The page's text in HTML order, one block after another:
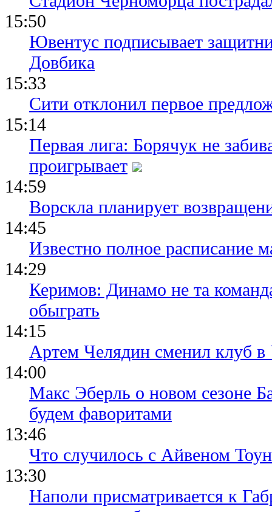
15:50
Ювентус подписывает
Довбика
15:33
Сити отклонил первое
15:14
Первая лига: Борячук не
проигрывает
14:59
Ворскла планирует
14:45
Известно полное расписание
14:29
Керимов: Динамо не та
обыграть
14:15
Артем Челядин сменил клуб
14:00
Макс Эберль о новом сезоне
будем фаворитами
13:46
Что случилось с Айвеном
13:30
Наполи присматривается к